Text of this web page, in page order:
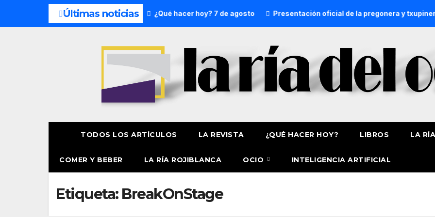
Últimas noticias
del fin de semana: 8 y 9 de agosto ¿Qué hacer hoy? 7 de agosto Presentación oficial de la pregonera y txupinera
TODOS LOS ARTÍCULOS LA REVISTA ¿QUÉ HACER HOY? LIBROS LA
COMER Y BEBER LA RÍA ROJIBLANCA OCIO INTELIGENCIA ARTIFICIAL
Etiqueta: BreakOnStage